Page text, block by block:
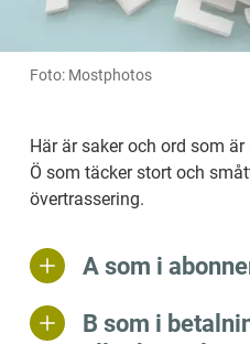
Foto: Mostphotos
Här är saker och ord som
Ö som täcker stort och
övertrassering.
A som i
B som i